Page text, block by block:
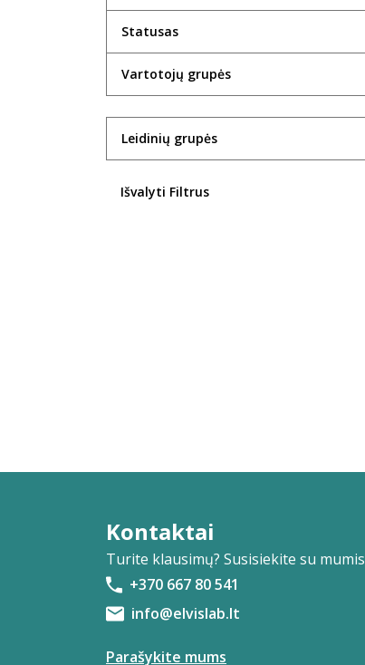
Statusas
Vartotojų grupės
Leidinių grupės
Išvalyti Filtrus
Kontaktai
Turite klausimų? Susisiekite su mumis
+370 667 80 541
info@elvislab.lt
Parašykite mums